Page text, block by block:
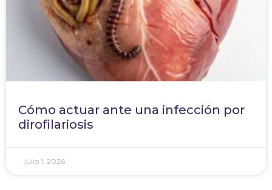
Cómo actuar ante una infección por
dirofilariosis
julio 1, 2026